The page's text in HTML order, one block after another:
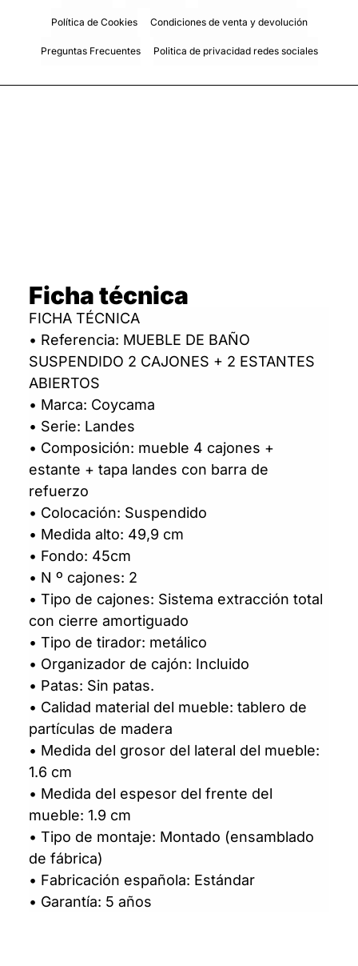
Política de Cookies Condiciones de venta y devolución
Preguntas Frecuentes Politica de privacidad redes sociales
Ficha técnica
FICHA TÉCNICA
• Referencia: MUEBLE DE BAÑO
SUSPENDIDO 2 CAJONES + 2 ESTANTES
ABIERTOS
• Marca: Coycama
• Serie: Landes
• Composición: mueble 4 cajones +
estante + tapa landes con barra de
refuerzo
• Colocación: Suspendido
• Medida alto: 49,9 cm
• Fondo: 45cm
• N º cajones: 2
• Tipo de cajones: Sistema extracción total
con cierre amortiguado
• Tipo de tirador: metálico
• Organizador de cajón: Incluido
• Patas: Sin patas.
• Calidad material del mueble: tablero de
partículas de madera
• Medida del grosor del lateral del mueble:
1.6 cm
• Medida del espesor del frente del
mueble: 1.9 cm
• Tipo de montaje: Montado (ensamblado
de fábrica)
• Fabricación española: Estándar
• Garantía: 5 años